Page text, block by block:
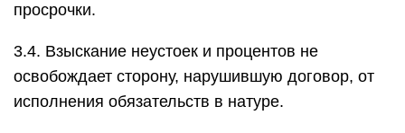
просрочки.
3.4. Взыскание неустоек и процентов не
освобождает сторону, нарушившую договор, от
исполнения обязательств в натуре.